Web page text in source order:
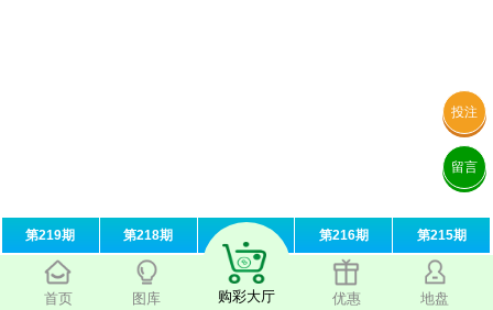
第219期 第218期 第217期 第216期 第215期
首页 图库 购彩大厅 优惠 地盘
投注
留言